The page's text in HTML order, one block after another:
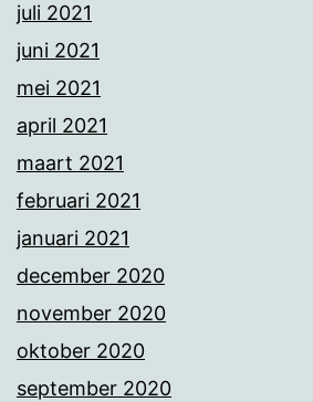
juli 2021
juni 2021
mei 2021
april 2021
maart 2021
februari 2021
januari 2021
december 2020
november 2020
oktober 2020
september 2020